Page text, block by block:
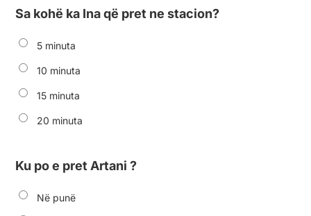
Sa kohë ka Ina që pret ne stacion?
5 minuta
10 minuta
15 minuta
20 minuta
Ku po e pret Artani ?
Në punë